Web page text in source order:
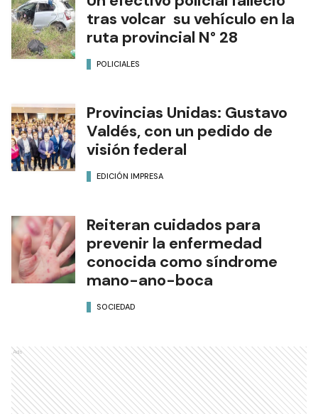
tras volcar su vehículo en la
ruta provincial N° 28
POLICIALES
Provincias Unidas: Gustavo
Valdés, con un pedido de
visión federal
EDICIÓN IMPRESA
Reiteran cuidados para
prevenir la enfermedad
conocida como síndrome
mano-ano-boca
SOCIEDAD
Ads